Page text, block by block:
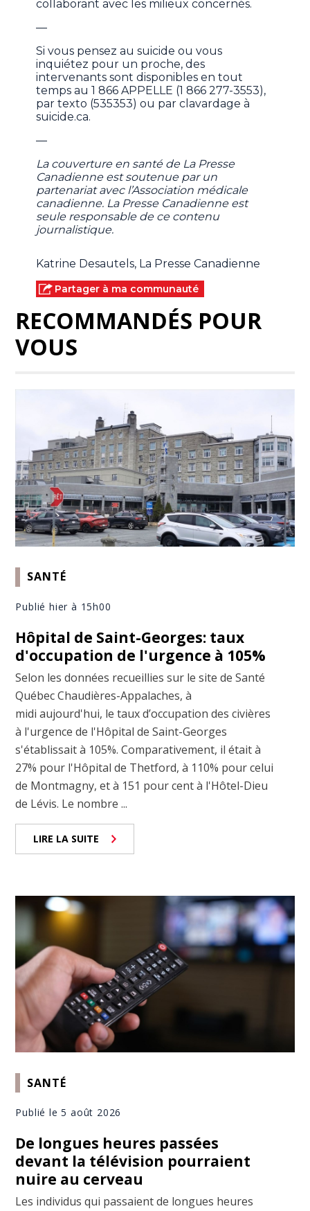
collaborant avec les milieux concernés.
—
Si vous pensez au suicide ou vous
inquiétez pour un proche, des
intervenants sont disponibles en tout
temps au 1 866 APPELLE (1 866 277-3553),
par texto (535353) ou par clavardage à
suicide.ca.
—
La couverture en santé de La Presse
Canadienne est soutenue par un
partenariat avec l’Association médicale
canadienne. La Presse Canadienne est
seule responsable de ce contenu
journalistique.
Katrine Desautels, La Presse Canadienne
Partager à ma communauté
RECOMMANDÉS POUR
VOUS
SANTÉ
Publié hier à 15h00
Hôpital de Saint-Georges: taux
d'occupation de l'urgence à 105%
Selon les données recueillies sur le site de Santé
Québec Chaudières-Appalaches, à
midi aujourd'hui, le taux d’occupation des civières
à l'urgence de l'Hôpital de Saint-Georges
s'établissait à 105%. Comparativement, il était à
27% pour l'Hôpital de Thetford, à 110% pour celui
de Montmagny, et à 151 pour cent à l'Hôtel-Dieu
de Lévis. Le nombre ...
LIRE LA SUITE
SANTÉ
Publié le 5 août 2026
De longues heures passées
devant la télévision pourraient
nuire au cerveau
Les individus qui passaient de longues heures